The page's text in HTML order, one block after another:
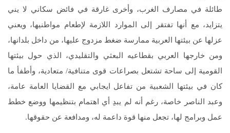
طائلة في مصارف الغرب، وأخرى غارقة في فائض سكاني لا يني
يتزايد، مع أنها تفتقر إلى الموارد اللازمة لإطعام مواطنيها، ويعني
عزلها عن بيئتها العربية ممارسة ضغط مزدوج عليها، من داخل بلدانها،
ومن خارجها العربي بقطاعيه البعثي والتقليدي، الذي حول بيئتها
القومية إلى ساحة تشتعل بصراعات قوى متنافية/ متعادية، وأطفأ ما
كان في بيئتها الشعبية من تفاعل ايجابي مع القضايا العامة عامة،
وعبد الناصر خاصة، رغم أنه لم يبدِ أي اهتمام بتنظيمها ووضع خطط
عمل وبرامج لها، تجعل منها قوة داعمة له، ومدافعة عن حقوقها.